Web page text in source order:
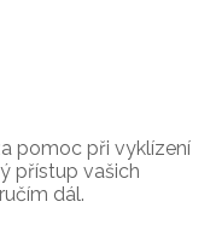
pomoc při vyklízení
přístup vašich
dál.